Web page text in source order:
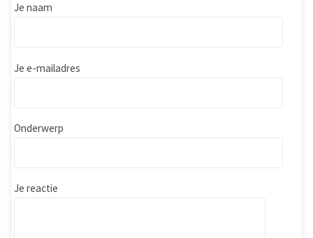
Je naam
Je e-mailadres
Onderwerp
Je reactie